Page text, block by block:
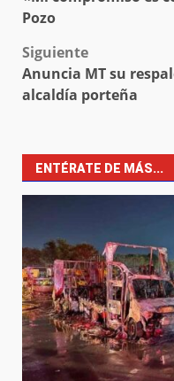
navigation
Pozo
Siguiente
Anuncia MT su
alcaldía porteña
ENTÉRATE DE MÁS...